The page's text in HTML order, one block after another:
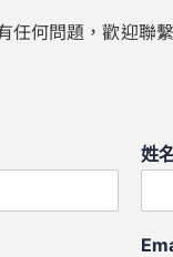
任何問題，歡迎聯
姓